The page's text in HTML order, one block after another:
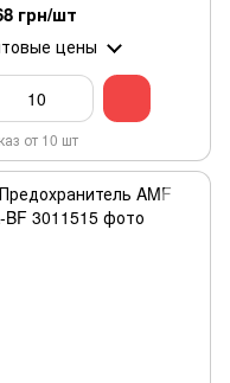
грн/шт
цены
от 10 шт